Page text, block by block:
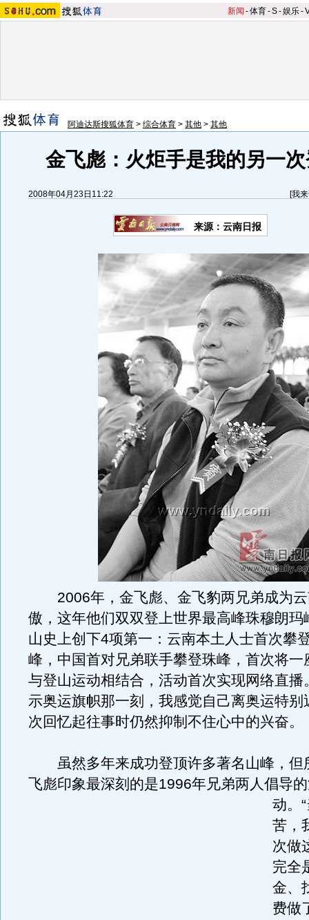
新闻 -体育-S-娱乐-
阿迪达斯搜狐体育 > 综合体育 > 其他 > 其他
金飞彪：火炬手是我的另一
2008年04月23日11:22 [我
来源：云南日报
2006年，金飞彪、金飞豹两兄弟成为云
傲，这年他们双双登上世界最高峰珠穆朗玛
山史上创下4项第一：云南本土人士首次攀
峰，中国首对兄弟联手攀登珠峰，首次将一
与登山运动相结合，活动首次实现网络直播
示奥运旗帜那一刻，我感觉自己离奥运特别
次回忆起往事时仍然抑制不住心中的兴奋。
虽然多年来成功登顶许多著名山峰，但
飞彪印象最深刻的是1996年兄弟两人倡导
动。
苦，
次做
完全
金、
费做